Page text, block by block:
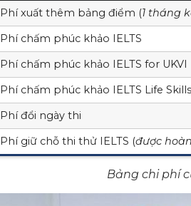
Phí xuất thêm bảng điểm (1 tháng
Phí chấm phúc khảo IELTS
Phí chấm phúc khảo IELTS for UKVI
Phí chấm phúc khảo IELTS Life
Phí đổi ngày thi
Phí giữ chỗ thi thử IELTS (được
Bảng chi phí